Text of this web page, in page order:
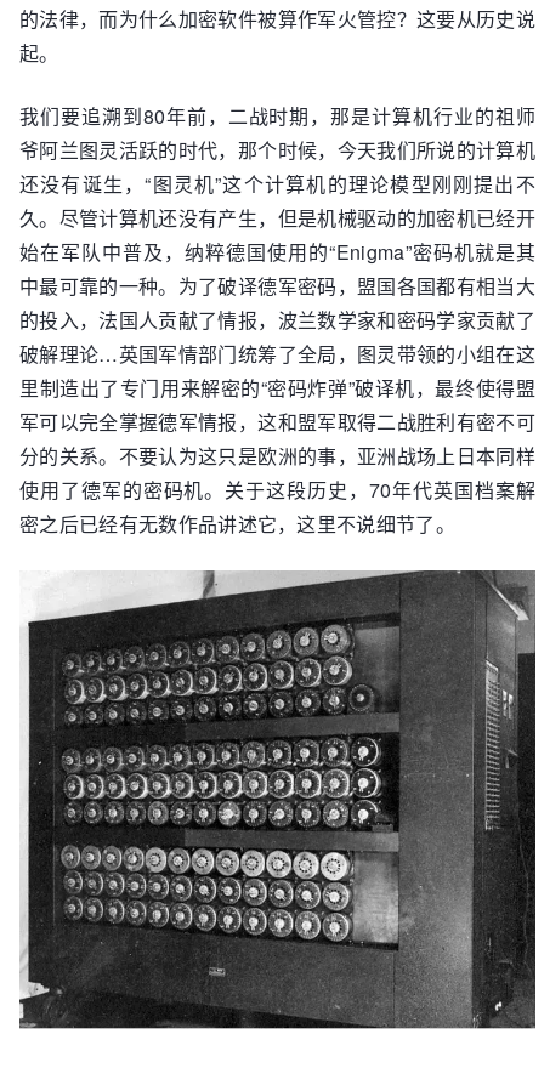
的法律，而为什么加密软件被算作军火管控？这要从历史说
起。
我们要追溯到80年前，二战时期，那是计算机行业的祖师
爷阿兰图灵活跃的时代，那个时候，今天我们所说的计算机
还没有诞生，“图灵机”这个计算机的理论模型刚刚提出不
久。尽管计算机还没有产生，但是机械驱动的加密机已经开
始在军队中普及，纳粹德国使用的“Enigma”密码机就是其
中最可靠的一种。为了破译德军密码，盟国各国都有相当大
的投入，法国人贡献了情报，波兰数学家和密码学家贡献了
破解理论…英国军情部门统筹了全局，图灵带领的小组在这
里制造出了专门用来解密的“密码炸弹”破译机，最终使得盟
军可以完全掌握德军情报，这和盟军取得二战胜利有密不可
分的关系。不要认为这只是欧洲的事，亚洲战场上日本同样
使用了德军的密码机。关于这段历史，70年代英国档案解
密之后已经有无数作品讲述它，这里不说细节了。